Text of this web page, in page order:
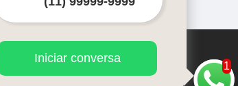
1
Iniciar conversa